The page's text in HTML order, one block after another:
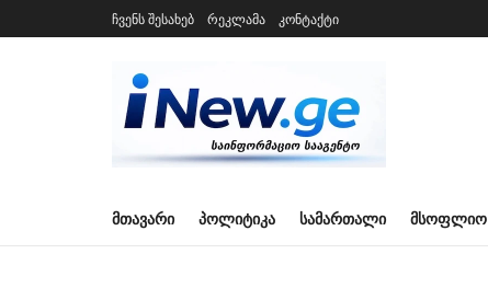
ჩვენს შესახებ რეკლამა კონტაქტი
ᲛᲗᲐᲕᲐᲠᲘ ᲞᲝᲚᲘᲢᲘᲙᲐ ᲡᲐᲛᲐᲠᲗᲐᲚᲘ ᲛᲡᲝᲤᲚᲘᲝ